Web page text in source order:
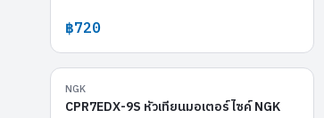
฿720
NGK
CPR7EDX-9S หัวเทียนมอเตอร์ไซค์ NGK